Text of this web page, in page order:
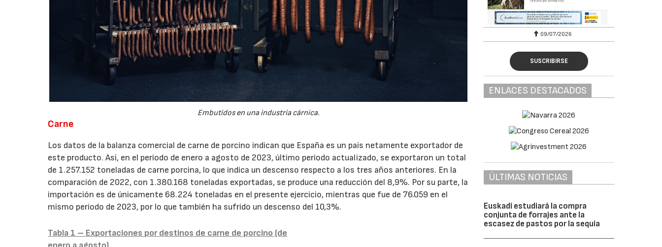
Embutidos en una industria cárnica.
Carne
Los datos de la balanza comercial de carne de porcino indican que España es un país netamente exportador de
este producto. Así, en el periodo de enero a agosto de 2023, último periodo actualizado, se exportaron un total
de 1.257.152 toneladas de carne porcina, lo que indica un descenso respecto a los tres años anteriores. En la
comparación de 2022, con 1.380.168 toneladas exportadas, se produce una reducción del 8,9%. Por su parte, la
importación es de únicamente 68.224 toneladas en el presente ejercicio, mientras que fue de 76.059 en el
mismo periodo de 2023, por lo que también ha sufrido un descenso del 10,3%.
Tabla 1 – Exportaciones por destinos de carne de porcino (de
09/07/2026 23/07/2026 09/07/2026
SUSCRIBIRSE
ENLACES DESTACADOS
ÚLTIMAS NOTICIAS
Euskadi estudiará la compra
conjunta de forrajes ante la
escasez de pastos por la sequía